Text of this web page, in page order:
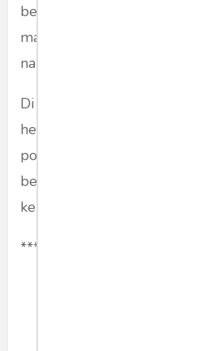
berada dalam kekuasaan
maksimal melakukan
namun nyatanya sulit.
Di tengah kondisi ekonomi
hempasan akibat pandemi
politik memantik percikan api
berpotensi membakar
kemarau.
***